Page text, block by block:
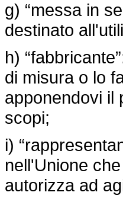
g) “messa in
destinato
h)
di misura o lo
apponendovi il
scopi;
i)
nell'Unione
autorizza ad